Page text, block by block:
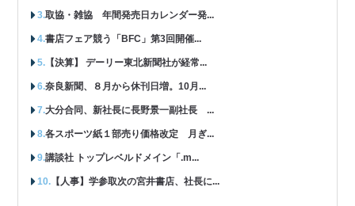
取協・雑協 年間発売日カレンダー発...
書店フェア競う「BFC」第3回開催...
【決算】 デーリー東北新聞社が経常...
奈良新聞、８月から休刊日増。10月...
大分合同、新社長に長野景一副社長 ...
各スポーツ紙１部売り価格改定 月ぎ...
講談社 トップレベルドメイン「.m...
【人事】学参取次の宮井書店、社長に...